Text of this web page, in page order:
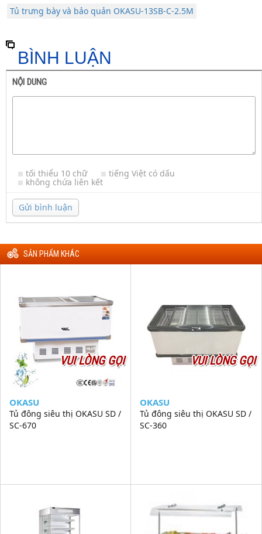
Tủ trưng bày và bảo quản OKASU-13SB-C-2.5M
BÌNH LUẬN
NỘI DUNG
tối thiểu 10 chữ tiếng Việt có dấu
không chứa liên kết
Gửi bình luận
SẢN PHẨM KHÁC
VUI LÒNG GỌI
OKASU
Tủ đông siêu thị OKASU SD /
SC-670
VUI LÒNG GỌI
OKASU
Tủ đông siêu thị OKASU SD /
SC-360